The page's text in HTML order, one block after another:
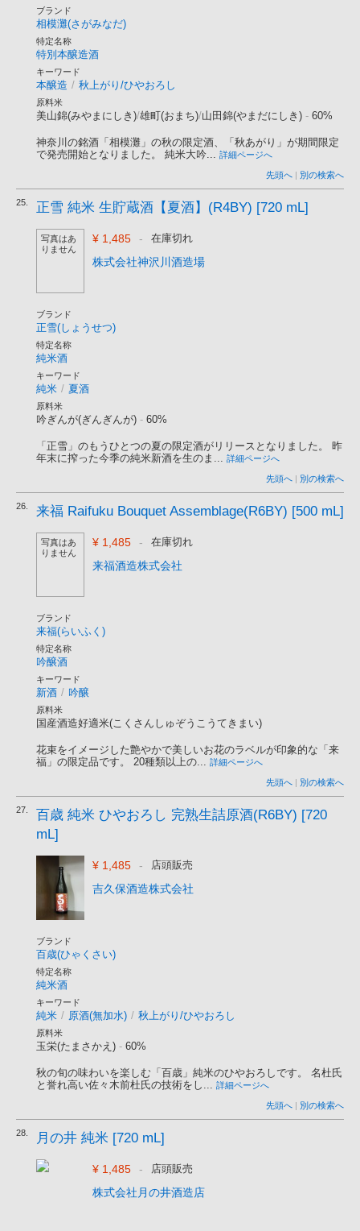
ブランド
相模灘(さがみなだ)
特定名称
特別本醸造酒
キーワード
本醸造 / 秋上がり/ひやおろし
原料米
美山錦(みやまにしき)/雄町(おまち)/山田錦(やまだにしき) - 60%
神奈川の銘酒「相模灘」の秋の限定酒、「秋あがり」が期間限定
で発売開始となりました。 純米大吟... 詳細ページへ
先頭へ | 別の検索へ
25. 正雪 純米 生貯蔵酒【夏酒】(R4BY) [720 mL]
写真はあ
りません
¥ 1,485 - 在庫切れ
株式会社神沢川酒造場
ブランド
正雪(しょうせつ)
特定名称
純米酒
キーワード
純米 / 夏酒
原料米
吟ぎんが(ぎんぎんが) - 60%
「正雪」のもうひとつの夏の限定酒がリリースとなりました。 昨
年末に搾った今季の純米新酒を生のま... 詳細ページへ
先頭へ | 別の検索へ
26. 来福 Raifuku Bouquet Assemblage(R6BY) [500 mL]
写真はあ
りません
¥ 1,485 - 在庫切れ
来福酒造株式会社
ブランド
来福(らいふく)
特定名称
吟醸酒
キーワード
新酒 / 吟醸
原料米
国産酒造好適米(こくさんしゅぞうこうてきまい)
花束をイメージした艶やかで美しいお花のラベルが印象的な「来
福」の限定品です。 20種類以上の... 詳細ページへ
先頭へ | 別の検索へ
27.
百歳 純米 ひやおろし 完熟生詰原酒(R6BY) [720
mL]
¥ 1,485 - 店頭販売
吉久保酒造株式会社
ブランド
百歳(ひゃくさい)
特定名称
純米酒
キーワード
純米 / 原酒(無加水) / 秋上がり/ひやおろし
原料米
玉栄(たまさかえ) - 60%
秋の旬の味わいを楽しむ「百歳」純米のひやおろしです。 名杜氏
と誉れ高い佐々木前杜氏の技術をし... 詳細ページへ
先頭へ | 別の検索へ
28. 月の井 純米 [720 mL]
¥ 1,485 - 店頭販売
株式会社月の井酒造店